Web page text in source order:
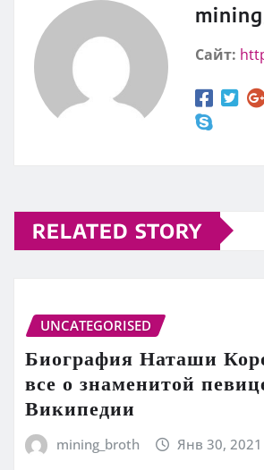
Сайт:
RELATED STORY
UNCATEGORISED
Биография Наташи
все о знаменитой
Википедии
mining_broth Янв 30, 2021